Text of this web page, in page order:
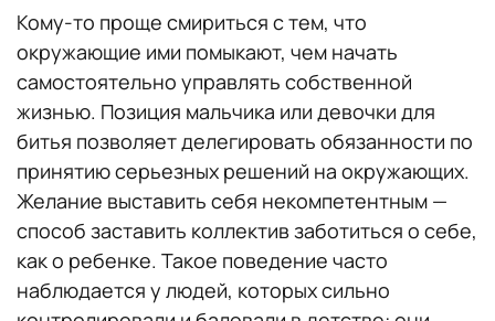
Кому-то проще смириться с тем, что
окружающие ими помыкают, чем начать
самостоятельно управлять собственной
жизнью. Позиция мальчика или девочки для
битья позволяет делегировать обязанности по
принятию серьезных решений на окружающих.
Желание выставить себя некомпетентным —
способ заставить коллектив заботиться о себе,
как о ребенке. Такое поведение часто
наблюдается у людей, которых сильно